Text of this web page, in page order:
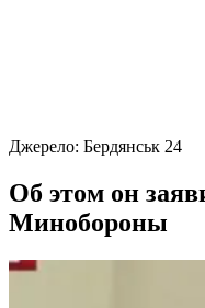
Джерело: Бердянськ 24
Об этом он
Минобороны